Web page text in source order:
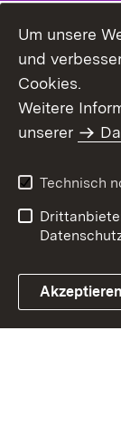
Um unsere
und
Cookies.
Weitere
unserer
Technisch
Akzeptieren